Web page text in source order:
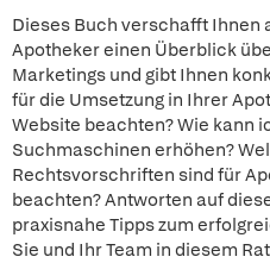
Dieses Buch verschafft Ihnen
Apotheker einen Überblick
Marketings und gibt Ihnen
für die Umsetzung in Ihrer
Website beachten? Wie kann
Suchmaschinen erhöhen?
Rechtsvorschriften sind für
beachten? Antworten auf
praxisnahe Tipps zum
Sie und Ihr Team in diesem